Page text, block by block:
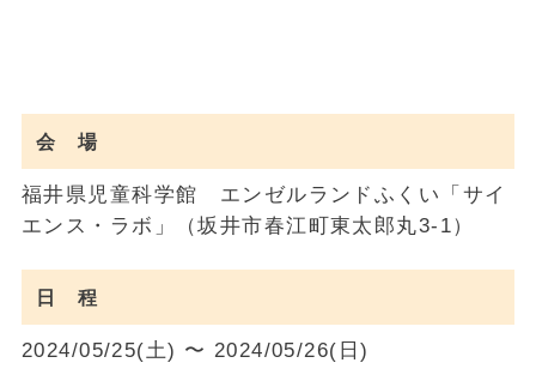
会 場
福井県児童科学館 エンゼルランドふくい「サイ
エンス・ラボ」（坂井市春江町東太郎丸3-1）
日 程
2024/05/25(土) 〜 2024/05/26(日)